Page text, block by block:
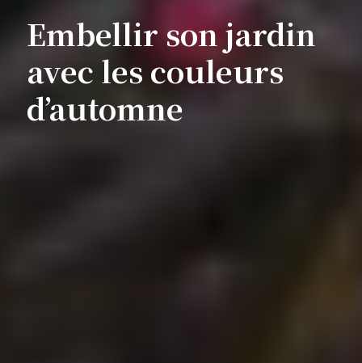
Embellir son jardin
avec les couleurs
d’automne